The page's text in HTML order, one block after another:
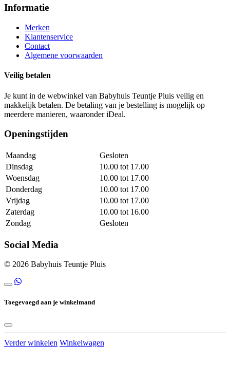
Informatie
Merken
Klantenservice
Contact
Algemene voorwaarden
Veilig betalen
Je kunt in de webwinkel van Babyhuis Teuntje Pluis veilig en
makkelijk betalen. De betaling van je bestelling is mogelijk op
meerdere manieren, waaronder iDeal.
Openingstijden
Maandag
Gesloten
Dinsdag
10.00 tot 17.00
Woensdag
10.00 tot 17.00
Donderdag
10.00 tot 17.00
Vrijdag
10.00 tot 17.00
Zaterdag
10.00 tot 16.00
Zondag
Gesloten
Social Media
© 2026 Babyhuis Teuntje Pluis
Toegevoegd aan je winkelmand
Verder winkelen Winkelwagen